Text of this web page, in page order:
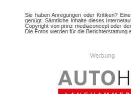
Sie haben Anregungen oder Kritiken?
genügt. Sämtliche Inhalte dieses
Copyright von prinz mediaconcept oder
Die Fotos werden für die Berichterstattung
Werbung